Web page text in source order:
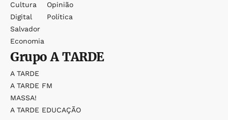
Cultura
Digital
Salvador
Economia
Opinião
Política
GrupoA TARDE
A TARDE
A TARDE FM
MASSA!
A TARDE EDUCAÇÃO